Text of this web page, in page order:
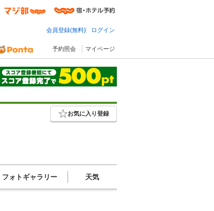
会員登録(無料) ログイン
予約照会 マイページ
お気に入り登録
フォトギャラリー 天気